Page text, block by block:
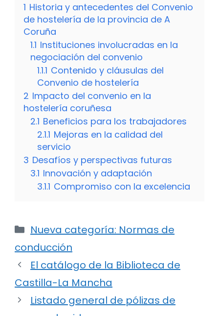
1 Historia y antecedentes del Convenio
de hostelería de la provincia de A
Coruña
1.1 Instituciones involucradas en la
negociación del convenio
1.1.1 Contenido y cláusulas del
Convenio de hostelería
2 Impacto del convenio en la
hostelería coruñesa
2.1 Beneficios para los trabajadores
2.1.1 Mejoras en la calidad del
servicio
3 Desafíos y perspectivas futuras
3.1 Innovación y adaptación
3.1.1 Compromiso con la excelencia
Categorías
Nueva categoría: Normas de
conducción
El catálogo de la Biblioteca de
Castilla-La Mancha
Listado general de pólizas de